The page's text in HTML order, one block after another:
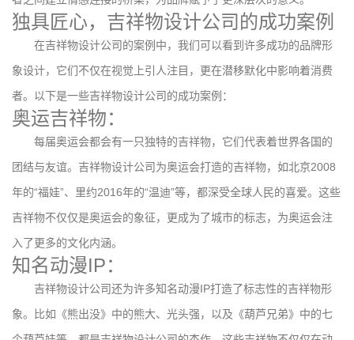
独具匠心，吉祥物设计公司的成功案例
在吉祥物设计公司的案例中，我们可以看到许多成功的品牌形
象设计，它们不仅在视觉上引人注目，更在潜移默化中影响着消费
者。以下是一些吉祥物设计公司的成功案例：
奥运吉祥物：
每届奥运会都会有一只独特的吉祥物，它们代表着世界各国的
团结与友谊。吉祥物设计公司为奥运会打造的吉祥物，如北京2008
年的“福娃”、里约2016年的“温迪”等，都深受全球人民的喜爱。这些
吉祥物不仅仅是奥运会的象征，更成为了城市的标志，为奥运会注
入了更多的文化内涵。
知名动漫IP：
吉祥物设计公司还为许多知名动漫IP打造了标志性的吉祥物形
象。比如《熊出没》中的熊大、光头强，以及《葫芦兄弟》中的七